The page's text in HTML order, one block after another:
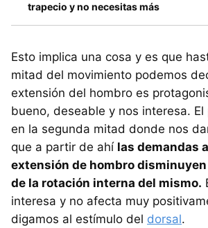
trapecio y no necesitas más
Esto implica una cosa y es que
mitad del movimiento podemos
extensión del hombro es
bueno, deseable y nos interesa. El
en la segunda mitad donde nos
que a partir de ahí las demandas
extensión de hombro
de la rotación interna del mismo.
interesa y no afecta muy
digamos al estímulo del dorsal.